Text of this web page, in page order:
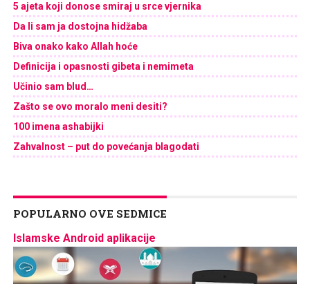
5 ajeta koji donose smiraj u srce vjernika
Da li sam ja dostojna hidžaba
Biva onako kako Allah hoće
Definicija i opasnosti gibeta i nemimeta
Učinio sam blud…
Zašto se ovo moralo meni desiti?
100 imena ashabijki
Zahvalnost – put do povećanja blagodati
POPULARNO OVE SEDMICE
Islamske Android aplikacije